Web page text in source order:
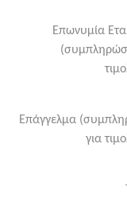
Επωνυμία
Επάγγελμα
για